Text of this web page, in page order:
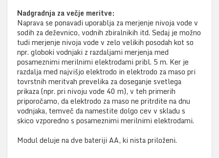
Nadgradnja za večje meritve:
Naprava se ponavadi uporablja za merjenje nivoja vode v
sodih za deževnico, vodnih zbiralnikih itd. Sedaj je možno
tudi merjenje nivoja vode v zelo velikih posodah kot so
npr. globoki vodnjaki z razdaljami merjenja med
posameznimi merilnimi elektrodami pribl. 5 m. Ker je
razdalja med najvišjo elektrodo in elektrodo za maso pri
tovrstnih meritvah prevelika za doseganje svetlega
prikaza (npr. pri nivoju vode 40 m), v teh primerih
priporočamo, da elektrodo za maso ne pritrdite na dnu
vodnjaka, temveč da namestite dolgo cev v skladu s
skico vzporedno s posameznimi merilnimi elektrodami.
Modul deluje na dve bateriji AA, ki nista priloženi.